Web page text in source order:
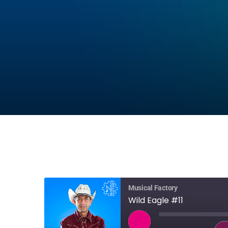
Musical Factory
Wild Eagle #11